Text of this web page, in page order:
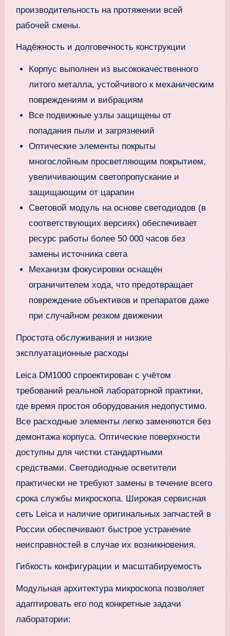
производительность на протяжении всей
рабочей смены.
Надёжность и долговечность конструкции
Корпус выполнен из высококачественного
литого металла, устойчивого к механическим
повреждениям и вибрациям
Все подвижные узлы защищены от
попадания пыли и загрязнений
Оптические элементы покрыты
многослойным просветляющим покрытием,
увеличивающим светопропускание и
защищающим от царапин
Световой модуль на основе светодиодов (в
соответствующих версиях) обеспечивает
ресурс работы более 50 000 часов без
замены источника света
Механизм фокусировки оснащён
ограничителем хода, что предотвращает
повреждение объективов и препаратов даже
при случайном резком движении
Простота обслуживания и низкие
эксплуатационные расходы
Leica DM1000 спроектирован с учётом
требований реальной лабораторной практики,
где время простоя оборудования недопустимо.
Все расходные элементы легко заменяются без
демонтажа корпуса. Оптические поверхности
доступны для чистки стандартными
средствами. Светодиодные осветители
практически не требуют замены в течение всего
срока службы микроскопа. Широкая сервисная
сеть Leica и наличие оригинальных запчастей в
России обеспечивают быстрое устранение
неисправностей в случае их возникновения.
Гибкость конфигурации и масштабируемость
Модульная архитектура микроскопа позволяет
адаптировать его под конкретные задачи
лаборатории: